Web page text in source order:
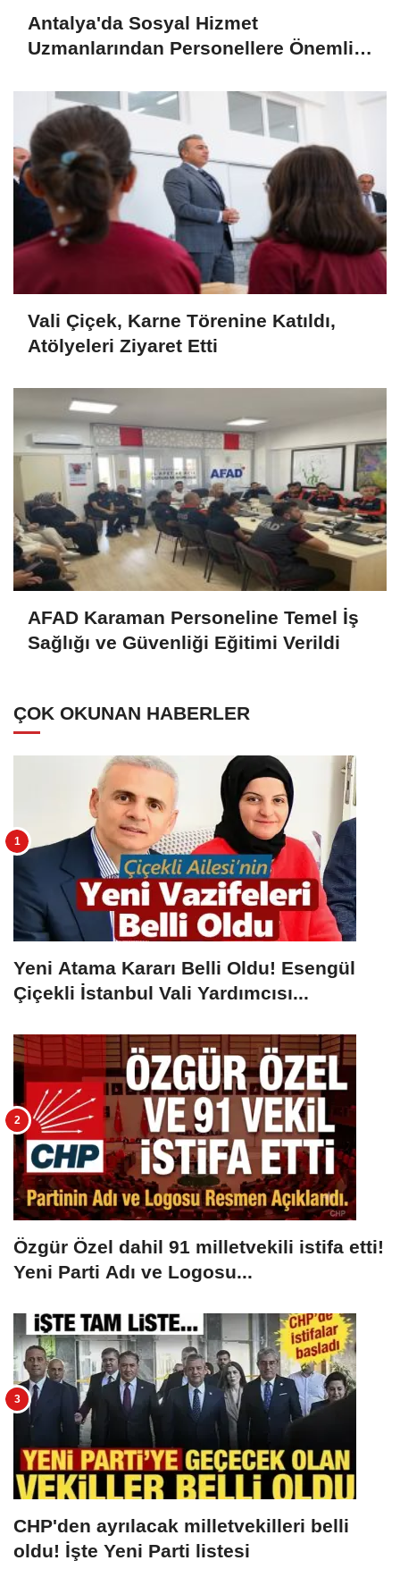
Antalya'da Sosyal Hizmet
Uzmanlarından Personellere Önemli
Vali Çiçek, Karne Törenine Katıldı,
Atölyeleri Ziyaret Etti
AFAD Karaman Personeline Temel İş
Sağlığı ve Güvenliği Eğitimi Verildi
ÇOK OKUNAN HABERLER
Yeni Atama Kararı Belli Oldu! Esengül
Çiçekli İstanbul Vali Yardımcısı...
Özgür Özel dahil 91 milletvekili istifa etti!
Yeni Parti Adı ve Logosu...
CHP'den ayrılacak milletvekilleri belli
oldu! İşte Yeni Parti listesi